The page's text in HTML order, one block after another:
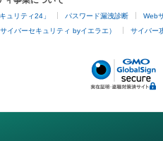
ュリティ24」 パスワード漏洩診断 Web
イバーセキュリティ byイエラエ） サイバー